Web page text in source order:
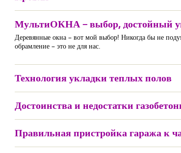
МультиОКНА – выбор, достойный
Деревянные окна – вот мой выбор! Никогда бы не
обрамление – это не для нас.
Технология укладки теплых полов
Достоинства и недостатки
Правильная пристройка гаража к